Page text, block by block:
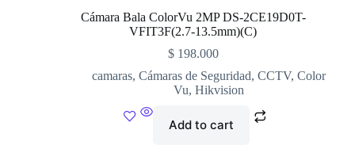
Cámara Bala ColorVu 2MP DS-2CE19D0T-
VFIT3F(2.7-13.5mm)(C)
$198.000
camaras,Cámaras de Seguridad,CCTV,Color
Vu,Hikvision
Add to cart